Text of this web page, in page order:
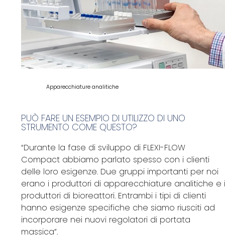
Apparecchiature analitiche
PUÒ FARE UN ESEMPIO DI UTILIZZO DI UNO
STRUMENTO COME QUESTO?
“Durante la fase di sviluppo di FLEXI-FLOW
Compact abbiamo parlato spesso con i clienti
delle loro esigenze. Due gruppi importanti per noi
erano i produttori di apparecchiature analitiche e
produttori di bioreattori. Entrambi i tipi di clienti
hanno esigenze specifiche che siamo riusciti ad
incorporare nei nuovi regolatori di portata
massica”.